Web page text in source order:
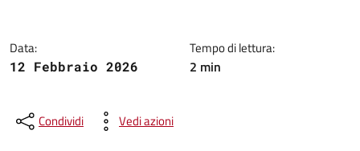
Data:
12 Febbraio 2026
Tempo di lettura:
2 min
Condividi Vedi azioni